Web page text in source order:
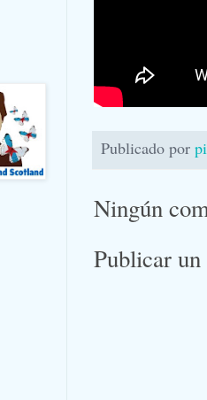
Publicado por
Ningún
Publicar